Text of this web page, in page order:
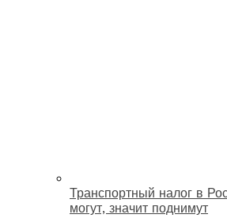
Транспортный налог в
могут, значит поднимут